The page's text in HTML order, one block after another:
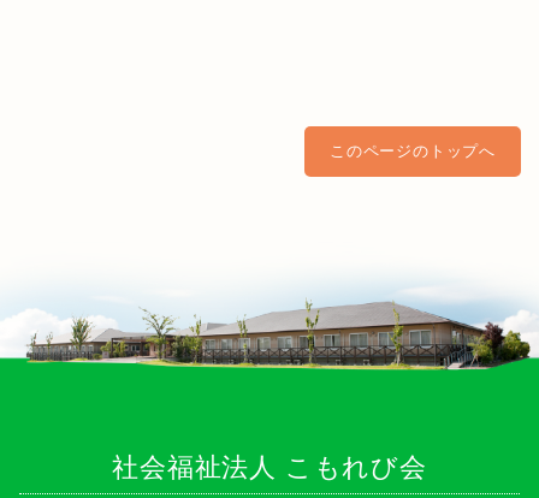
このページのトップへ
社会福祉法人 こもれび会